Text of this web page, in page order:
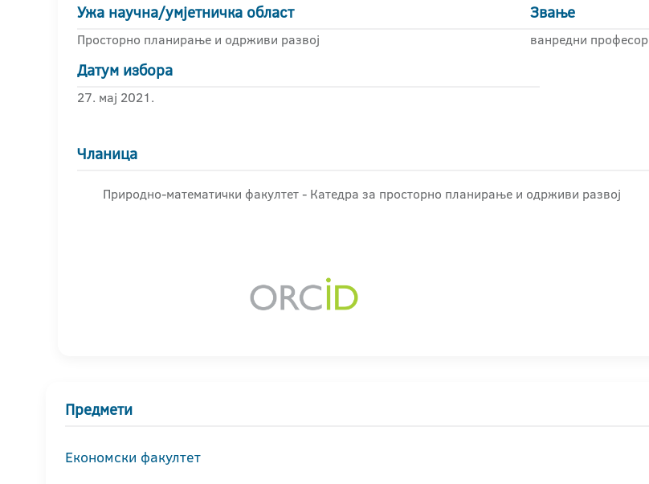
Ужа научна/умјетничка област
Просторно планирање и одрживи развој
Звање
ванредни професор
Датум избора
27. мај 2021.
Чланица
Природно-математички факултет - Катедра за просторно планирање и одрживи развој
Предмети
Економски факултет